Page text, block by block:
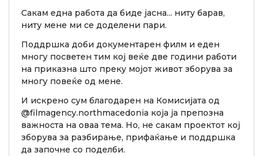
Сакам една работа да биде јасна... ниту барав,
ниту мене ми се доделени пари.
Поддршка доби документарен филм и еден
многу посветен тим кој веќе две години работи
на приказна што преку мојот живот зборува за
многу повеќе од мене.
И искрено сум благодарен на Комисијата од
@filmagency.northmacedonia која ја препозна
важноста на оваа тема. Но, не сакам проектот кој
зборува за разбирање, прифаќање и поддршка
да започне со поделби.